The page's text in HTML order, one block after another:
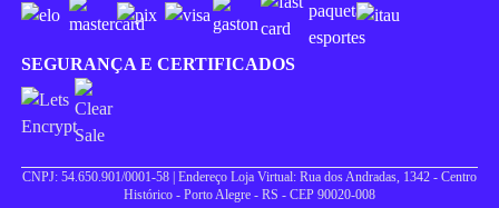
SEGURANÇA E CERTIFICADOS
CNPJ: 54.650.901/0001-58 | Endereço Loja Virtual: Rua dos Andradas, 1342 - Centro
Histórico - Porto Alegre - RS - CEP 90020-008